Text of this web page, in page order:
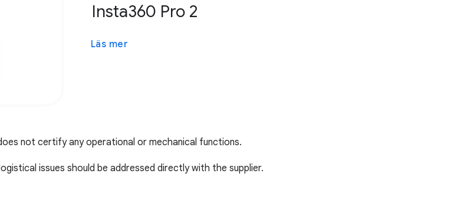
Insta360 Pro 2
Läs mer
not certify any operational or mechanical functions.
issues should be addressed directly with the supplier.